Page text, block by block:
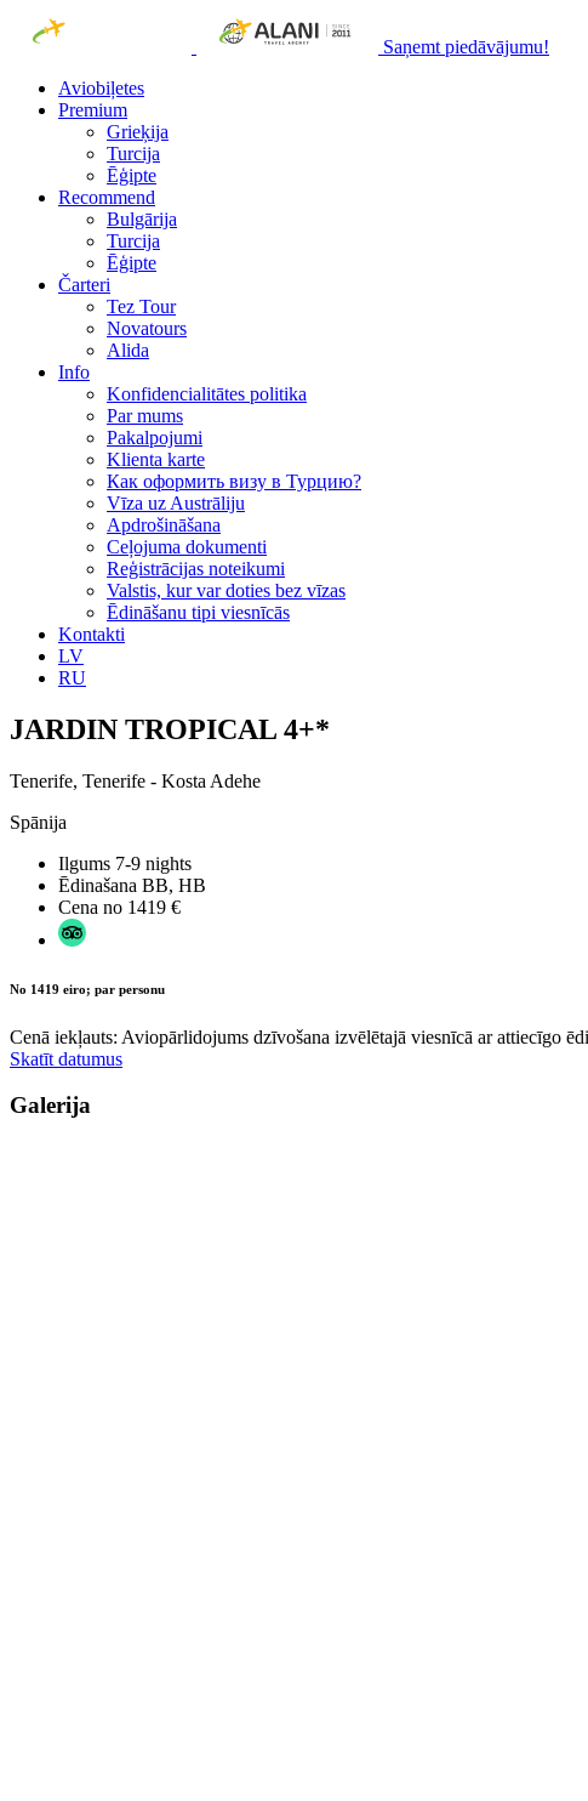
Saņemt piedāvājumu!
Aviobiļetes
Premium
Grieķija
Turcija
Ēģipte
Recommend
Bulgārija
Turcija
Ēģipte
Čarteri
Tez Tour
Novatours
Alida
Info
Konfidencialitātes politika
Par mums
Рakalpojumi
Klienta karte
Как оформить визу в Турцию?
Vīza uz Austrāliju
Apdrošināšana
Ceļojuma dokumenti
Reģistrācijas noteikumi
Valstis, kur var doties bez vīzas
Ēdināšanu tipi viesnīcās
Kontakti
LV
RU
JARDIN TROPICAL 4+*
Tenerife, Tenerife - Kosta Adehe
Spānija
Ilgums 7-9 nights
Ēdinašana BB, HB
Cena no 1419 €
No 1419 eiro; par personu
Cenā iekļauts: Aviopārlidojums dzīvošana izvēlētajā viesnīcā ar attiecīgo
Skatīt datumus
Galerija